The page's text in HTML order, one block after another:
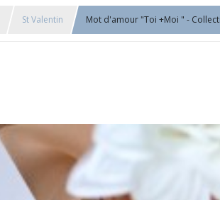
St Valentin Mot d'amour "Toi +Moi " -